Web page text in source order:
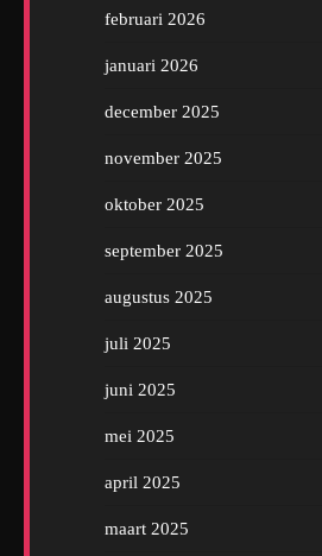
februari 2026
januari 2026
december 2025
november 2025
oktober 2025
september 2025
augustus 2025
juli 2025
juni 2025
mei 2025
april 2025
maart 2025